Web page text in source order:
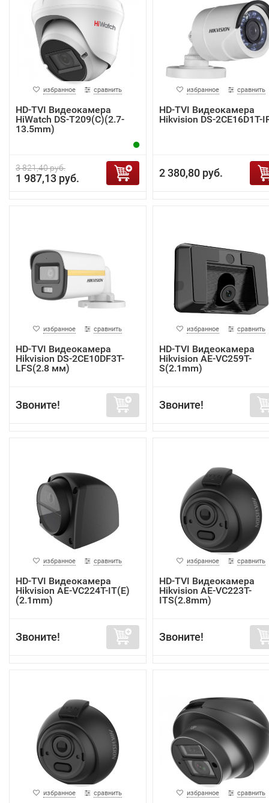
избранное сравнить
HD-TVI Видеокамера
HiWatch DS-T209(C)(2.7-
13.5mm)
3 821,40 руб.
1 987,13 руб.
избранное сравнить
HD-TVI Видеокамера
Hikvision DS-2CE16D1T-
2 380,80 руб.
избранное сравнить
HD-TVI Видеокамера
Hikvision DS-2CE10DF3T-
LFS(2.8 мм)
Звоните!
избранное сравнить
HD-TVI Видеокамера
Hikvision AE-VC259T-
S(2.1mm)
Звоните!
избранное сравнить
HD-TVI Видеокамера
Hikvision AE-VC224T-IT(E)
(2.1mm)
Звоните!
избранное сравнить
HD-TVI Видеокамера
Hikvision AE-VC223T-
ITS(2.8mm)
Звоните!
избранное сравнить избранное сравнить